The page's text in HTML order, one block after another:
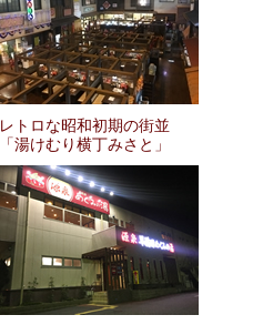
レトロな昭和初期の街並
「湯けむり横丁みさと」